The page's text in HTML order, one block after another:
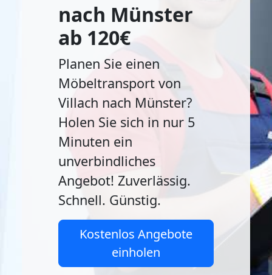
nach Münster
ab 120€
Planen Sie einen
Möbeltransport von
Villach nach Münster?
Holen Sie sich in nur 5
Minuten ein
unverbindliches
Angebot! Zuverlässig.
Schnell. Günstig.
Kostenlos Angebote
einholen